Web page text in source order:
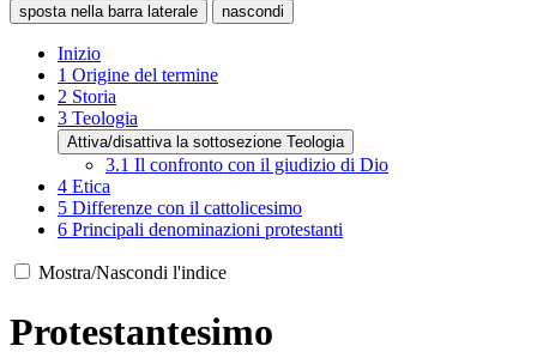
sposta nella barra laterale nascondi
Inizio
1 Origine del termine
2 Storia
3 Teologia
Attiva/disattiva la sottosezione Teologia
3.1 Il confronto con il giudizio di Dio
4 Etica
5 Differenze con il cattolicesimo
6 Principali denominazioni protestanti
Mostra/Nascondi l'indice
Protestantesimo